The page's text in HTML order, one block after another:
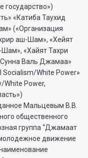
государство»)
«Катиба Таухид
(«Организация
аш-Шам», «Хейят
«Хайят Тахри
Валь Джамаа»
White Power»
White Power,
Мальцевым В.В.
общественного
группа “Джамаат
движение